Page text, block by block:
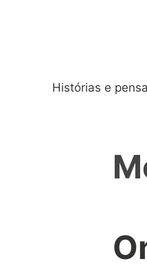
Histórias e